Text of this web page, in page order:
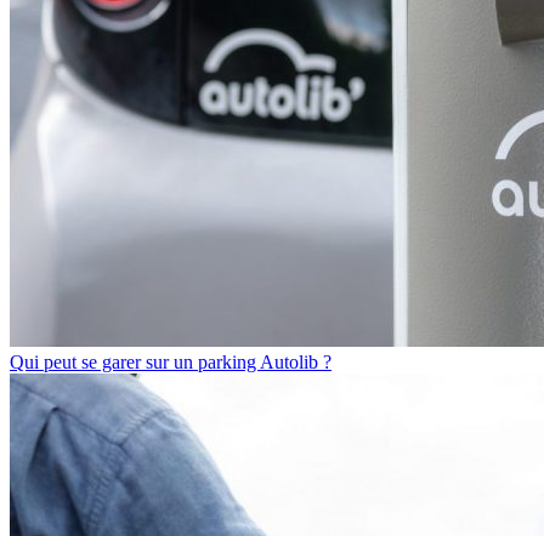
Qui peut se garer sur un parking Autolib ?